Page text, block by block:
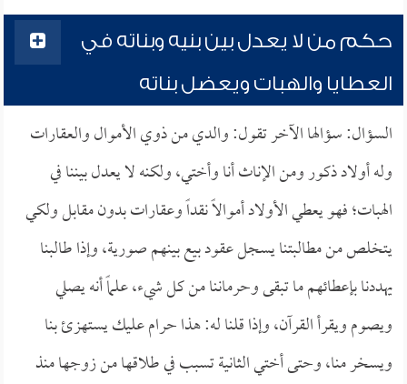
حكم من لا يعدل بين بنيه وبناته في
العطايا والهبات ويعضل بناته
السؤال: سؤالها الآخر تقول: والدي من ذوي الأموال والعقارات
وله أولاد ذكور ومن الإناث أنا وأختي، ولكنه لا يعدل بيننا في
الهبات؛ فهو يعطي الأولاد أموالاً نقداً وعقارات بدون مقابل ولكي
يتخلص من مطالبتنا يسجل عقود بيع بينهم صورية، وإذا طالبنا
يهددنا بإعطائهم ما تبقى وحرماننا من كل شيء، علماً أنه يصلي
ويصوم ويقرأ القرآن، وإذا قلنا له: هذا حرام عليك يستهزئ بنا
ويسخر منا، وحتى أختي الثانية تسبب في طلاقها من زوجها منذ